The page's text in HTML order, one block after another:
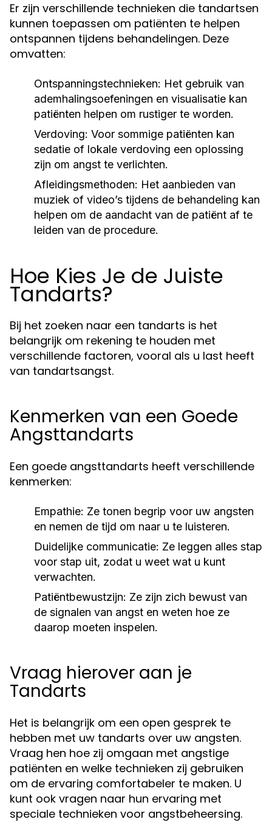
Er zijn verschillende technieken die tandartsen
kunnen toepassen om patiënten te helpen
ontspannen tijdens behandelingen. Deze
omvatten:
Ontspanningstechnieken: Het gebruik van
ademhalingsoefeningen en visualisatie kan
patiënten helpen om rustiger te worden.
Verdoving: Voor sommige patiënten kan
sedatie of lokale verdoving een oplossing
zijn om angst te verlichten.
Afleidingsmethoden: Het aanbieden van
muziek of video’s tijdens de behandeling kan
helpen om de aandacht van de patiënt af te
leiden van de procedure.
Hoe Kies Je de Juiste
Tandarts?
Bij het zoeken naar een tandarts is het
belangrijk om rekening te houden met
verschillende factoren, vooral als u last heeft
van tandartsangst.
Kenmerken van een Goede
Angsttandarts
Een goede angsttandarts heeft verschillende
kenmerken:
Empathie: Ze tonen begrip voor uw angsten
en nemen de tijd om naar u te luisteren.
Duidelijke communicatie: Ze leggen alles stap
voor stap uit, zodat u weet wat u kunt
verwachten.
Patiëntbewustzijn: Ze zijn zich bewust van
de signalen van angst en weten hoe ze
daarop moeten inspelen.
Vraag hierover aan je
Tandarts
Het is belangrijk om een open gesprek te
hebben met uw tandarts over uw angsten.
Vraag hen hoe zij omgaan met angstige
patiënten en welke technieken zij gebruiken
om de ervaring comfortabeler te maken. U
kunt ook vragen naar hun ervaring met
speciale technieken voor angstbeheersing.